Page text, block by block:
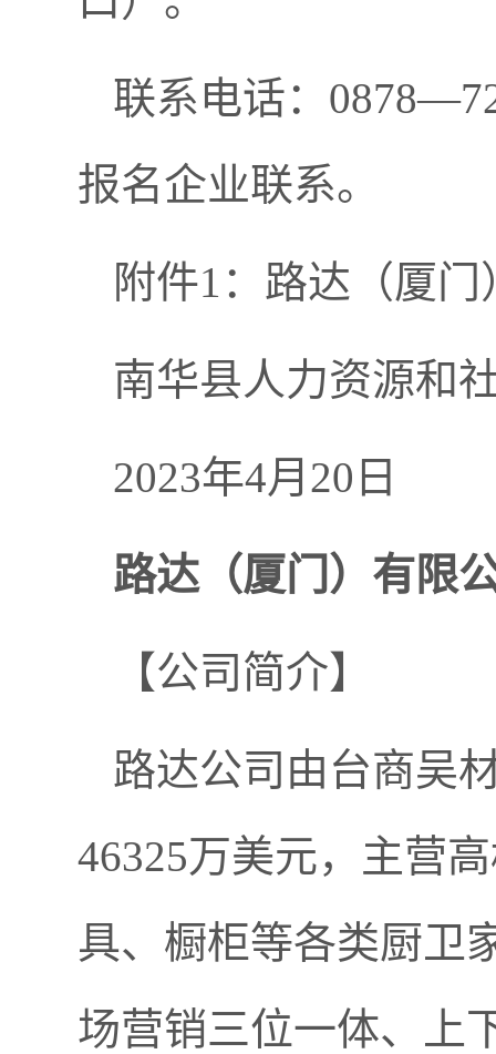
联系电话：
报名企业联系。
附件1：路达（厦
南华县人力资源和
2023年4月20日
路达（厦门）有限
【公司简介】
路达公司由台商吴
46325万美元，主营
具、橱柜等各类厨卫
场营销三位一体、上